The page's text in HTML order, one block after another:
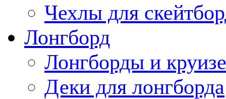
Чехлы для
Лонгборд
Лонгборды и
Деки для лонгборда